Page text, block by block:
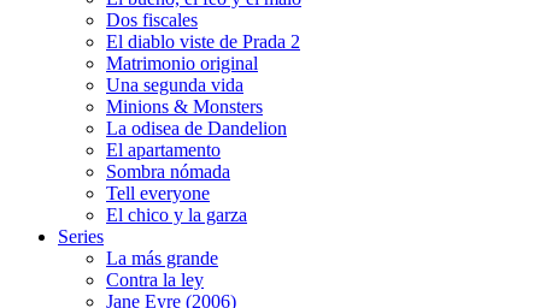
Dos fiscales
El diablo viste de Prada 2
Matrimonio original
Una segunda vida
Minions & Monsters
La odisea de Dandelion
El apartamento
Sombra nómada
Tell everyone
El chico y la garza
Series
La más grande
Contra la ley
Jane Eyre (2006)